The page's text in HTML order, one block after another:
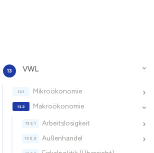
›
VWL
›
Mikroökonomie
›
Makroökonomie
›
Arbeitslosigkeit
›
Außenhandel